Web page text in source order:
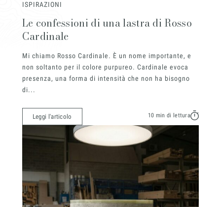
Marmi
Materiali
ISPIRAZIONI
Le confessioni di una lastra di Rosso
Cardinale
Mi chiamo Rosso Cardinale. È un nome importante, e
non soltanto per il colore purpureo. Cardinale evoca
presenza, una forma di intensità che non ha bisogno
di...
10 min di lettura
Leggi l'articolo